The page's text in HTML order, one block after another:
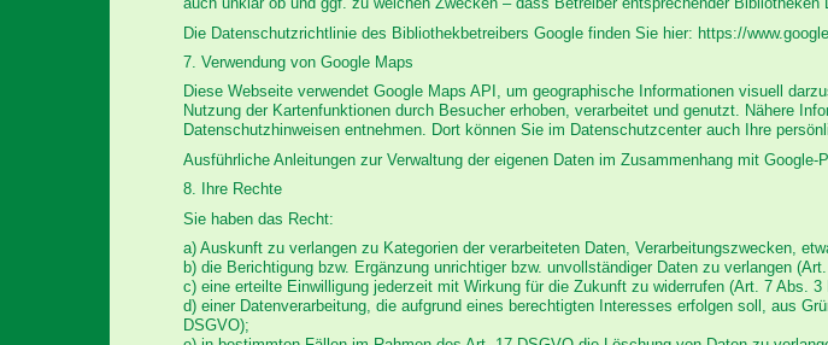
Die Datenschutzrichtlinie des Bibliothekbetreibers Google finden Sie hier: https://
7. Verwendung von Google Maps
Diese Webseite verwendet Google Maps API, um geographische Informationen visuell
Nutzung der Kartenfunktionen durch Besucher erhoben, verarbeitet und genutzt. Nähere
Datenschutzhinweisen entnehmen. Dort können Sie im Datenschutzcenter auch Ihre
Ausführliche Anleitungen zur Verwaltung der eigenen Daten im Zusammenhang mit Google-
8. Ihre Rechte
Sie haben das Recht:
a) Auskunft zu verlangen zu Kategorien der verarbeiteten Daten, Verarbeitungszwecken,
b) die Berichtigung bzw. Ergänzung unrichtiger bzw. unvollständiger Daten zu verlangen
c) eine erteilte Einwilligung jederzeit mit Wirkung für die Zukunft zu widerrufen (Art. 7 Abs. 3
d) einer Datenverarbeitung, die aufgrund eines berechtigten Interesses erfolgen soll, aus
DSGVO);